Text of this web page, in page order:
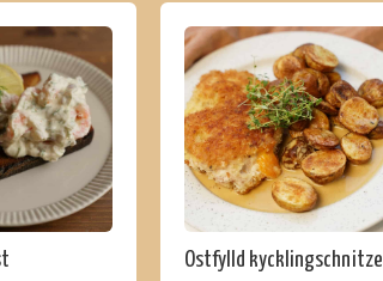
Ostfylld kycklingschnitzel